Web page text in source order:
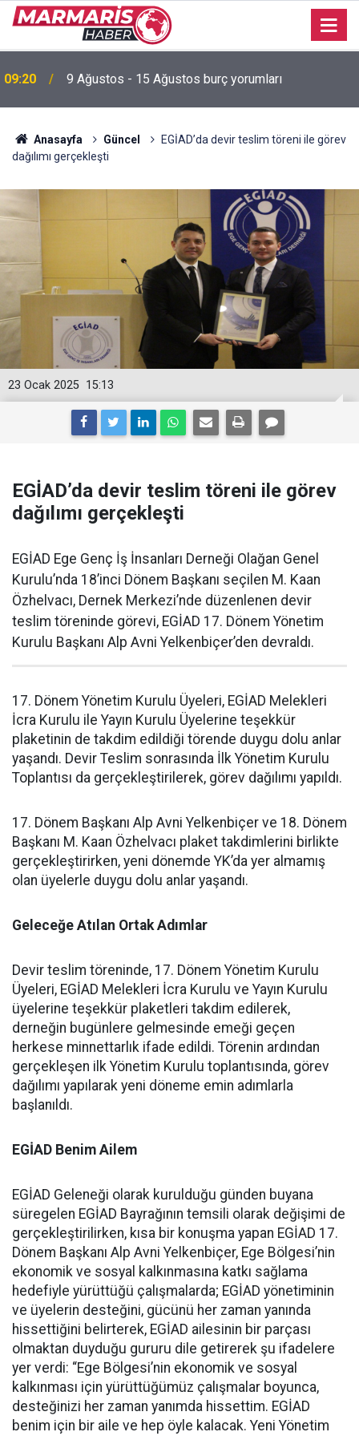
22:03
Hasar’dan tepki “Erişilebilirlik bir lütuf değil, haktır”
Anasayfa Güncel
EGİAD’da devir teslim töreni ile görev
dağılımı gerçekleşti
15:13
23 Ocak 2025
EGİAD’da devir teslim töreni ile görev
dağılımı gerçekleşti
EGİAD Ege Genç İş İnsanları Derneği Olağan Genel
Kurulu’nda 18’inci Dönem Başkanı seçilen M. Kaan
Özhelvacı, Dernek Merkezi’nde düzenlenen devir
teslim töreninde görevi, EGİAD 17. Dönem Yönetim
Kurulu Başkanı Alp Avni Yelkenbiçer’den devraldı.
17. Dönem Yönetim Kurulu Üyeleri, EGİAD Melekleri
İcra Kurulu ile Yayın Kurulu Üyelerine teşekkür
plaketinin de takdim edildiği törende duygu dolu anlar
yaşandı. Devir Teslim sonrasında İlk Yönetim Kurulu
Toplantısı da gerçekleştirilerek, görev dağılımı yapıldı.
17. Dönem Başkanı Alp Avni Yelkenbiçer ve 18. Dönem
Başkanı M. Kaan Özhelvacı plaket takdimlerini birlikte
gerçekleştirirken, yeni dönemde YK’da yer almamış
olan üyelerle duygu dolu anlar yaşandı.
Geleceğe Atılan Ortak Adımlar
Devir teslim töreninde, 17. Dönem Yönetim Kurulu
Üyeleri, EGİAD Melekleri İcra Kurulu ve Yayın Kurulu
üyelerine teşekkür plaketleri takdim edilerek,
derneğin bugünlere gelmesinde emeği geçen
herkese minnettarlık ifade edildi. Törenin ardından
gerçekleşen ilk Yönetim Kurulu toplantısında, görev
dağılımı yapılarak yeni döneme emin adımlarla
başlanıldı.
EGİAD Benim Ailem
EGİAD Geleneği olarak kurulduğu günden buyana
süregelen EGİAD Bayrağının temsili olarak değişimi de
gerçekleştirilirken, kısa bir konuşma yapan EGİAD 17.
Dönem Başkanı Alp Avni Yelkenbiçer, Ege Bölgesi’nin
ekonomik ve sosyal kalkınmasına katkı sağlama
hedefiyle yürüttüğü çalışmalarda; EGİAD yönetiminin
ve üyelerin desteğini, gücünü her zaman yanında
hissettiğini belirterek, EGİAD ailesinin bir parçası
olmaktan duyduğu gururu dile getirerek şu ifadelere
yer verdi: “Ege Bölgesi’nin ekonomik ve sosyal
kalkınması için yürüttüğümüz çalışmalar boyunca,
desteğinizi her zaman yanımda hissettim. EGİAD
benim için bir aile ve hep öyle kalacak. Yeni Yönetim